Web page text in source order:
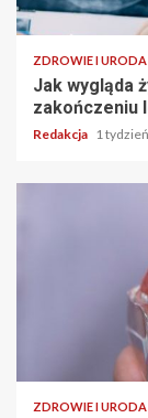
ZDROWIE I URODA
Jak wygląda
zakończeniu
Redakcja 1
ZDROWIE I URODA